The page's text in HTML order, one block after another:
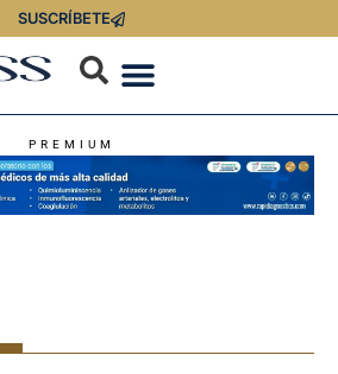
SUSCRÍBETE
PREMIUM